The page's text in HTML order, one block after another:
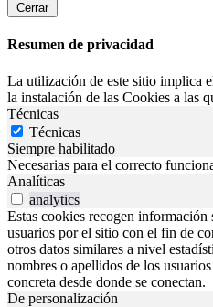
Cerrar
Resumen de privacidad
La utilización de este sitio implica
la instalación de las Cookies a las
Técnicas
Técnicas
Siempre habilitado
Necesarias para el correcto
Analíticas
analytics
Estas cookies recogen información
usuarios por el sitio con el fin de
otros datos similares a nivel
nombres o apellidos de los
concreta desde donde se conectan.
De personalización